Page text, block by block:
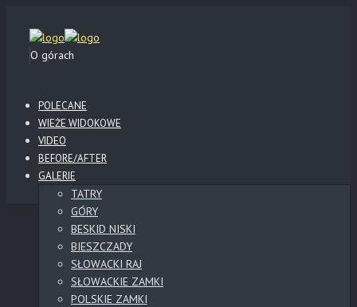
O górach
POLECANE
WIEŻE WIDOKOWE
VIDEO
BEFORE/AFTER
GALERIE
TATRY
GÓRY
BESKID NISKI
BIESZCZADY
SŁOWACKI RAJ
SŁOWACKIE ZAMKI
POLSKIE ZAMKI